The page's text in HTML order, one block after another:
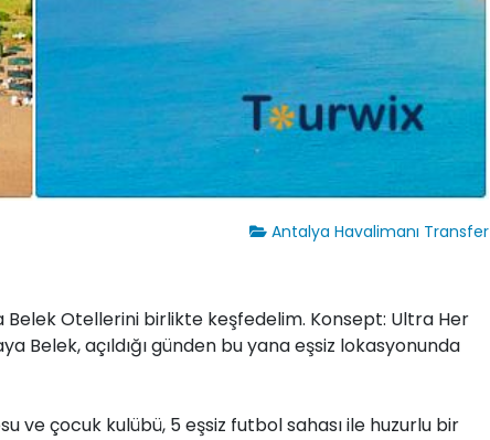
Antalya Havalimanı Transfer
Otellerini birlikte keşfedelim. Konsept: Ultra Her
Belek, açıldığı günden bu yana eşsiz lokasyonunda
ve çocuk kulübü, 5 eşsiz futbol sahası ile huzurlu bir